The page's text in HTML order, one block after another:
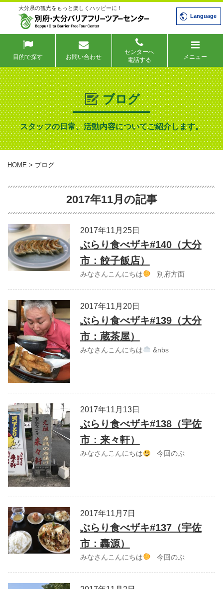
大分県の観光をもっと楽しくハッピーに！
Language
目的で探す お問い合わせ
センターへ
電話する
メニュー
ブログ
スタッフの日常、活動内容についてご紹介します。
HOME > ブログ
2017年11月の記事
2017年11月25日
ぶらり食べザキ#140（大分
市：餃子飯店）
みなさんこんにちは 別府方面
2017年11月20日
ぶらり食べザキ#139（大分
市：蔵茶屋）
みなさんこんにちは &nbs
2017年11月13日
ぶらり食べザキ#138（宇佐
市：来々軒）
みなさんこんにちは 今回のぶ
2017年11月7日
ぶらり食べザキ#137（宇佐
市：轟源）
みなさんこんにちは 今回のぶ